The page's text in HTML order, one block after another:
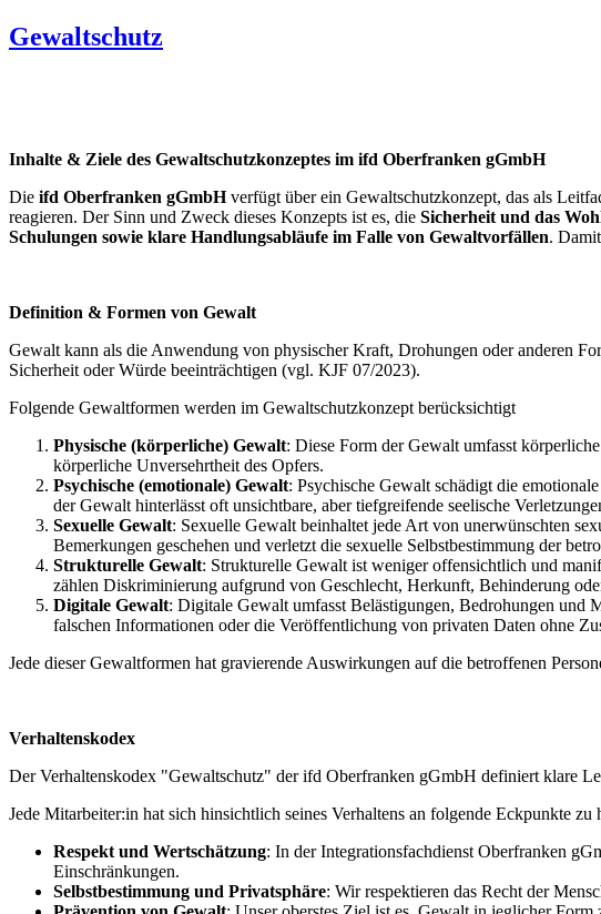
Gewaltschutz
Inhalte & Ziele des Gewaltschutzkonzeptes im ifd Oberfranken gGmbH
Die ifd Oberfranken gGmbHverfügt über ein Gewaltschutzkonzept, das als
reagieren. Der Sinn und Zweck dieses Konzepts ist es, die Sicherheit und das
Schulungen sowie klare Handlungsabläufe im Falle von Gewaltvorfällen.
Definition & Formen von Gewalt
Gewalt kann als die Anwendung von physischer Kraft, Drohungen oder anderen
Sicherheit oder Würde beeinträchtigen (vgl. KJF 07/2023).
Folgende Gewaltformen werden im Gewaltschutzkonzept berücksichtigt
Physische (körperliche) Gewalt: Diese Form der Gewalt umfasst
körperliche Unversehrtheit des Opfers.
Psychische (emotionale) Gewalt: Psychische Gewalt schädigt die
der Gewalt hinterlässt oft unsichtbare, aber tiefgreifende seelische
Sexuelle Gewalt: Sexuelle Gewalt beinhaltet jede Art von unerwünschten
Bemerkungen geschehen und verletzt die sexuelle Selbstbestimmung der
Strukturelle Gewalt: Strukturelle Gewalt ist weniger offensichtlich und
zählen Diskriminierung aufgrund von Geschlecht, Herkunft, Behinderung
Digitale Gewalt: Digitale Gewalt umfasst Belästigungen, Bedrohungen und
falschen Informationen oder die Veröffentlichung von privaten Daten ohne
Jede dieser Gewaltformen hat gravierende Auswirkungen auf die betroffenen
Verhaltenskodex
Der Verhaltenskodex "Gewaltschutz" der ifd Oberfranken gGmbH definiert klare
Jede Mitarbeiter:in hat sich hinsichtlich seines Verhaltens an folgende Eckpunkte zu
Respekt und Wertschätzung: In der Integrationsfachdienst Oberfranken
Einschränkungen.
Selbstbestimmung und Privatsphäre: Wir respektieren das Recht der